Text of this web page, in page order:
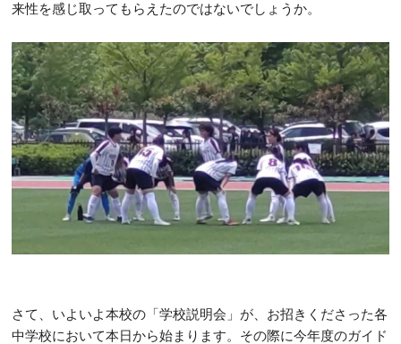
来性を感じ取ってもらえたのではないでしょうか。
さて、いよいよ本校の「学校説明会」が、お招きくださった各
中学校において本日から始まります。その際に今年度のガイド